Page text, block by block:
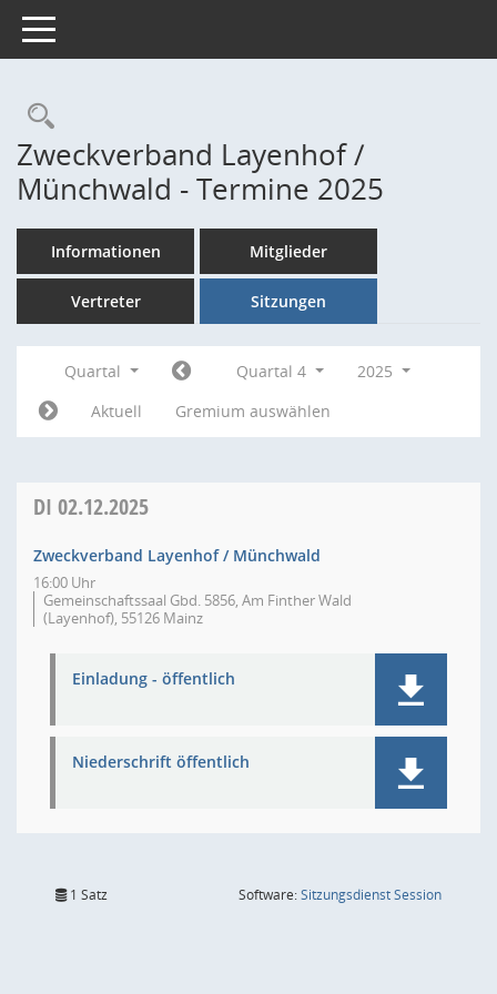
Toggle navigation
Rechercheauswahl
Zweckverband Layenhof /
Münchwald - Termine 2025
Informationen Mitglieder
Vertreter Sitzungen
Quartal Quartal 4
2025
Aktuell
Gremium auswählen
DI 02.12.2025
Zweckverband Layenhof / Münchwald
16:00 Uhr
Gemeinschaftssaal Gbd. 5856, Am Finther Wald
(Layenhof), 55126 Mainz
Einladung - öffentlich
Niederschrift öffentlich
1 Satz Software:SitzungsdienstSession(Wird in